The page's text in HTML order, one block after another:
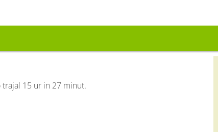
trajal 15 ur in 27 minut.